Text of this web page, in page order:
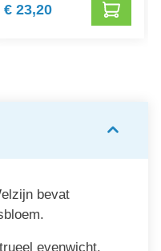
€ 23,20
bevat
evenwicht.